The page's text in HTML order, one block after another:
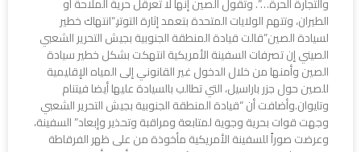
الطيران، وتتهم الولايات المتحدة بتعمد إثارة التوتر.“انتهاك خطير
لسيادة الصين”قالت قيادة المنطقة الجنوبية بجيش التحرير الشعبي
الصيني إن تصرفات السفينة الأمريكية انتهكت بشكل خطير سيادة
الصين وأمنها من خلال الدخول غير القانوني إلى المياه الإقليمية
للصين حول جزر باراسيل، التي تطالب بالسيادة عليها أيضا فيتنام
وتايوان.وأضافت أن “قيادة المنطقة الجنوبية بجيش التحرير الشعبي
وجهت قوات بحرية وجوية لمتابعة ومراقبة وتحذير وإبعاد” السفينة،
وعرضت صوراً للسفينة الأمريكية مأخوذة من على ظهر الفرقاطة